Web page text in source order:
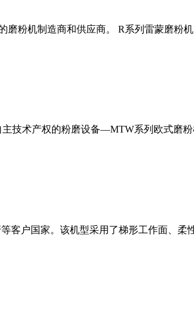
粉机制造商和供应商。 R系列雷蒙磨粉
技术产权的粉磨设备—MTW系列欧式磨
客户国家。该机型采用了梯形工作面、